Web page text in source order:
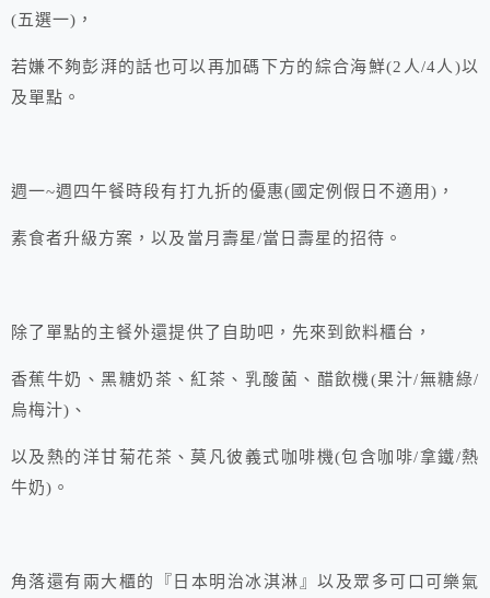
(五選一)，
若嫌不夠彭湃的話也可以再加碼下方的綜合海鮮(2人/4人)以
及單點。
週一~週四午餐時段有打九折的優惠(國定例假日不適用)，
素食者升級方案，以及當月壽星/當日壽星的招待。
除了單點的主餐外還提供了自助吧，先來到飲料櫃台，
香蕉牛奶、黑糖奶茶、紅茶、乳酸菌、醋飲機(果汁/無糖綠/
烏梅汁)、
以及熱的洋甘菊花茶、莫凡彼義式咖啡機(包含咖啡/拿鐵/熱
牛奶)。
角落還有兩大櫃的『日本明治冰淇淋』以及眾多可口可樂氣